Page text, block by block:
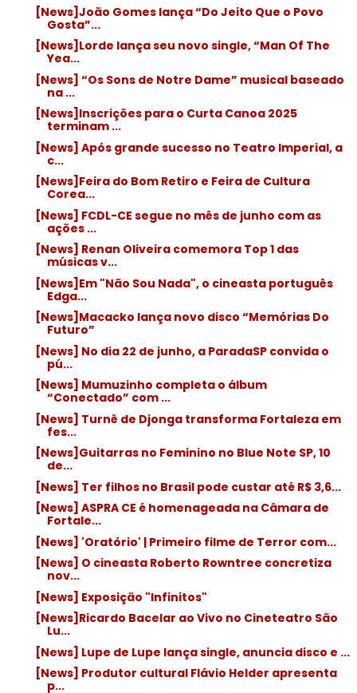
[News]João Gomes lança “Do Jeito Que o Povo
Gosta”...
[News]Lorde lança seu novo single, “Man Of The
Yea...
[News] “Os Sons de Notre Dame” musical baseado
na ...
[News]Inscrições para o Curta Canoa 2025
terminam ...
[News] Após grande sucesso no Teatro Imperial, a
c...
[News]Feira do Bom Retiro e Feira de Cultura
Corea...
[News] FCDL-CE segue no mês de junho com as
ações ...
[News] Renan Oliveira comemora Top 1 das
músicas v...
[News]Em "Não Sou Nada", o cineasta português
Edga...
[News]Macacko lança novo disco “Memórias Do
Futuro”
[News] No dia 22 de junho, a ParadaSP convida o
pú...
[News] Mumuzinho completa o álbum
“Conectado” com ...
[News] Turnê de Djonga transforma Fortaleza em
fes...
[News]Guitarras no Feminino no Blue Note SP, 10
de...
[News] Ter filhos no Brasil pode custar até R$ 3,6...
[News] ASPRA CE é homenageada na Câmara de
Fortale...
[News] 'Oratório' | Primeiro filme de Terror com...
[News] O cineasta Roberto Rowntree concretiza
nov...
[News] Exposição "Infinitos"
[News]Ricardo Bacelar ao Vivo no Cineteatro São
Lu...
[News] Lupe de Lupe lança single, anuncia disco e ...
[News] Produtor cultural Flávio Helder apresenta
p...